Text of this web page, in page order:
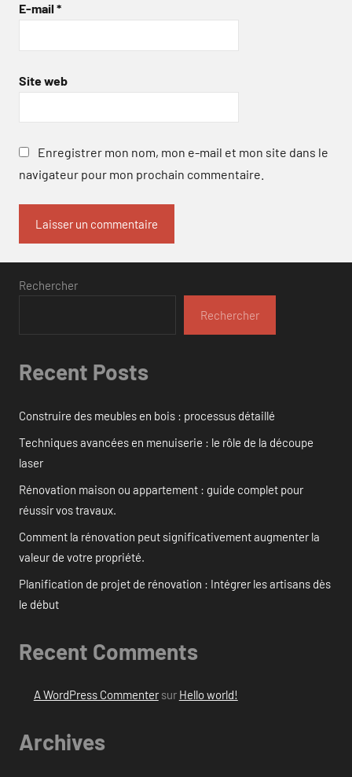
E-mail *
Site web
Enregistrer mon nom, mon e-mail et mon site dans le
navigateur pour mon prochain commentaire.
Rechercher
Rechercher
Recent Posts
Construire des meubles en bois : processus détaillé
Techniques avancées en menuiserie : le rôle de la découpe
laser
Rénovation maison ou appartement : guide complet pour
réussir vos travaux.
Comment la rénovation peut significativement augmenter la
valeur de votre propriété.
Planification de projet de rénovation : Intégrer les artisans dès
le début
Recent Comments
A WordPress Commentersur Hello world!
Archives